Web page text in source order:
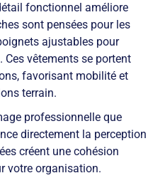
fonctionnel améliore
sont pensées pour les
ajustables pour
vêtements se portent
favorisant mobilité et
terrain.
professionnelle que
directement la perception
créent une cohésion
votre organisation.